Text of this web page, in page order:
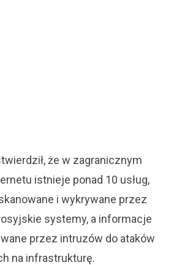
że w zagranicznym
istnieje ponad 10 usług,
i wykrywane przez
systemy, a informacje
przez intruzów do ataków
na infrastrukturę.